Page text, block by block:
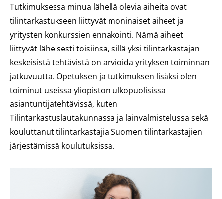
Tutkimuksessa minua lähellä olevia aiheita ovat
tilintarkastukseen liittyvät moninaiset aiheet ja
yritysten konkurssien ennakointi. Nämä aiheet
liittyvät läheisesti toisiinsa, sillä yksi tilintarkastajan
keskeisistä tehtävistä on arvioida yrityksen toiminnan
jatkuvuutta. Opetuksen ja tutkimuksen lisäksi olen
toiminut useissa yliopiston ulkopuolisissa
asiantuntijatehtävissä, kuten
Tilintarkastuslautakunnassa ja lainvalmistelussa sekä
kouluttanut tilintarkastajia Suomen tilintarkastajien
järjestämissä koulutuksissa.